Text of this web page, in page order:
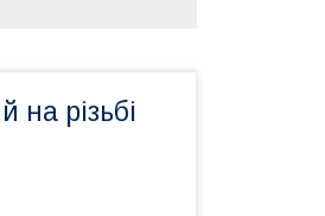
на різьбі